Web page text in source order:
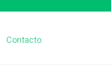
Contacto